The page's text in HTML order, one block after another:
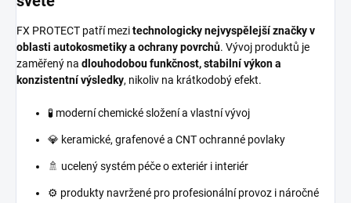
FX PROTECT patří mezitechnologicky nejvyspělejší značky v
oblasti autokosmetiky a ochrany povrchů. Vývoj produktů je
zaměřený na dlouhodobou funkčnost, stabilní výkon a
konzistentní výsledky, nikoliv na krátkodobý efekt.
🧪 moderní chemické složení a vlastní vývoj
💎 keramické, grafenové a CNT ochranné povlaky
🚿 ucelený systém péče o exteriér i interiér
⚙️ produkty navržené pro profesionální provoz i náročné